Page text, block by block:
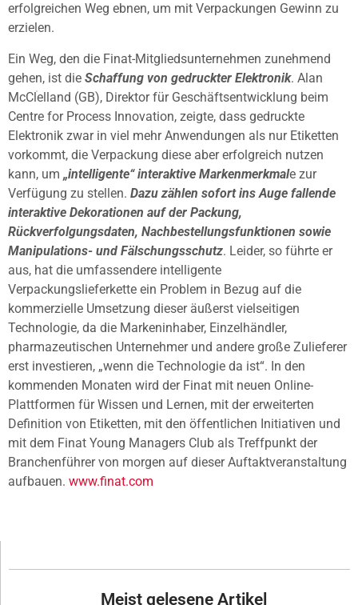
erfolgreichen Weg ebnen, um mit Verpackungen Gewinn zu
erzielen.
Ein Weg, den die Finat-Mitgliedsunternehmen zunehmend
gehen, ist die Schaffung von gedruckter Elektronik. Alan
McClelland (GB), Direktor für Geschäftsentwicklung beim
Centre for Process Innovation, zeigte, dass gedruckte
Elektronik zwar in viel mehr Anwendungen als nur Etiketten
vorkommt, die Verpackung diese aber erfolgreich nutzen
kann, um „intelligente“ interaktive Markenmerkmale zur
Verfügung zu stellen. Dazu zählen sofort ins Auge fallende
interaktive Dekorationen auf der Packung,
Rückverfolgungsdaten, Nachbestellungsfunktionen sowie
Manipulations- und Fälschungsschutz. Leider, so führte er
aus, hat die umfassendere intelligente
Verpackungslieferkette ein Problem in Bezug auf die
kommerzielle Umsetzung dieser äußerst vielseitigen
Technologie, da die Markeninhaber, Einzelhändler,
pharmazeutischen Unternehmer und andere große Zulieferer
erst investieren, „wenn die Technologie da ist“. In den
kommenden Monaten wird der Finat mit neuen Online-
Plattformen für Wissen und Lernen, mit der erweiterten
Definition von Etiketten, mit den öffentlichen Initiativen und
mit dem Finat Young Managers Club als Treffpunkt der
Branchenführer von morgen auf dieser Auftaktveranstaltung
aufbauen. www.finat.com
Meist gelesene Artikel